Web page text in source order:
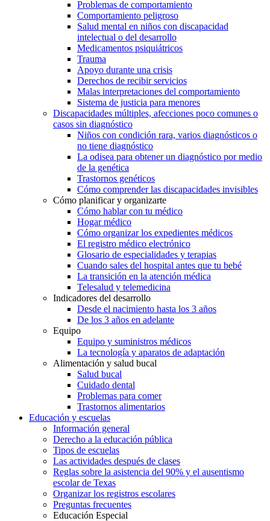
Problemas de comportamiento
Comportamiento peligroso
Salud mental en niños con discapacidad
intelectual o del desarrollo
Medicamentos psiquiátricos
Trauma
Apoyo durante una crisis
Derechos de recibir servicios
Malas interpretaciones del comportamiento
Sistema de justicia para menores
Discapacidades múltiples, afecciones poco comunes o
casos sin diagnóstico
Niños con condición rara, varios diagnósticos o
no tiene diagnóstico
La odisea para obtener un diagnóstico por medio
de la genética
Trastornos genéticos
Cómo comprender las discapacidades invisibles
Cómo planificar y organizarte
Cómo hablar con tu médico
Hogar médico
Cómo organizar los expedientes médicos
El registro médico electrónico
Glosario de especialidades y terapias
Cuando sales del hospital antes que tu bebé
La transición en la atención médica
Telesalud y telemedicina
Indicadores del desarrollo
Desde el nacimiento hasta los 3 años
De los 3 años en adelante
Equipo
Equipo y suministros médicos
La tecnología y aparatos de adaptación
Alimentación y salud bucal
Salud bucal
Cuidado dental
Problemas para comer
Trastornos alimentarios
Educación y escuelas
Información general
Derecho a la educación pública
Tipos de escuelas
Las actividades después de clases
Reglas sobre la asistencia del 90% y el ausentismo
escolar de Texas
Organizar los registros escolares
Preguntas frecuentes
Educación Especial